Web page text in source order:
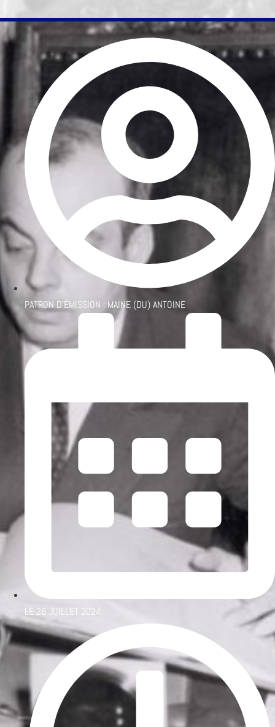
PATRON D'ÉMISSION :MAINE (DU) ANTOINE
LE 26 JUILLET 2024